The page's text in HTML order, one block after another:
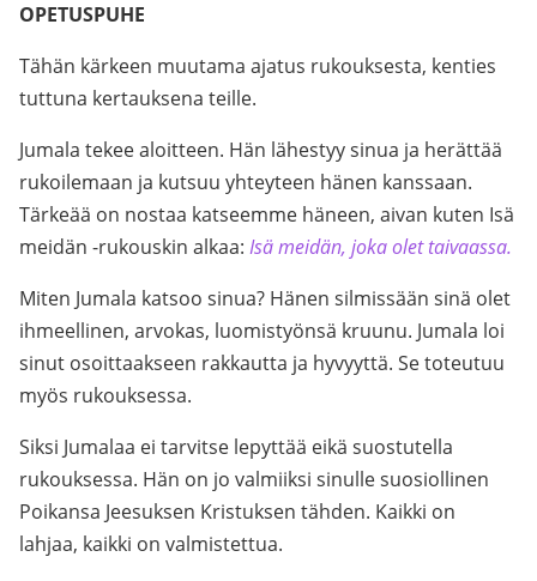
OPETUSPUHE
Tähän kärkeen muutama ajatus rukouksesta, kenties
tuttuna kertauksena teille.
Jumala tekee aloitteen. Hän lähestyy sinua ja herättää
rukoilemaan ja kutsuu yhteyteen hänen kanssaan.
Tärkeää on nostaa katseemme häneen, aivan kuten Isä
meidän -rukouskin alkaa: Isä meidän, joka olet taivaassa.
Miten Jumala katsoo sinua? Hänen silmissään sinä olet
ihmeellinen, arvokas, luomistyönsä kruunu. Jumala loi
sinut osoittaakseen rakkautta ja hyvyyttä. Se toteutuu
myös rukouksessa.
Siksi Jumalaa ei tarvitse lepyttää eikä suostutella
rukouksessa. Hän on jo valmiiksi sinulle suosiollinen
Poikansa Jeesuksen Kristuksen tähden. Kaikki on
lahjaa, kaikki on valmistettua.